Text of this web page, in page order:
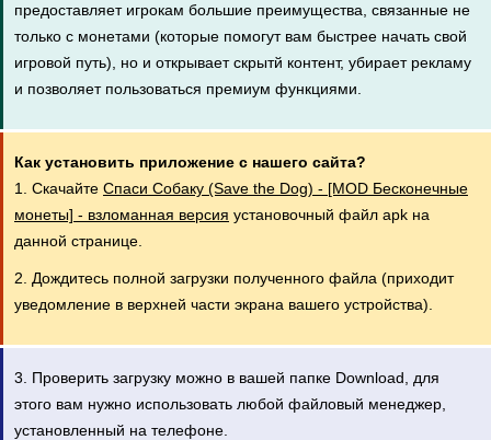
предоставляет игрокам большие преимущества, связанные не
только с монетами (которые помогут вам быстрее начать свой
игровой путь), но и открывает скрытй контент, убирает рекламу
и позволяет пользоваться премиум функциями.
Как установить приложение с нашего сайта?
1. Скачайте Спаси Собаку (Save the Dog) - [MOD Бесконечные
монеты] - взломанная версия установочный файл apk на
данной странице.
2. Дождитесь полной загрузки полученного файла (приходит
уведомление в верхней части экрана вашего устройства).
3. Проверить загрузку можно в вашей папке Download, для
этого вам нужно использовать любой файловый менеджер,
установленный на телефоне.